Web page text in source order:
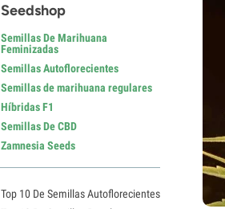
Seedshop
Semillas De Marihuana
Feminizadas
Semillas Autoflorecientes
Semillas de marihuana regulares
Híbridas F1
Semillas De CBD
Zamnesia Seeds
Top 10 De Semillas Autoflorecientes